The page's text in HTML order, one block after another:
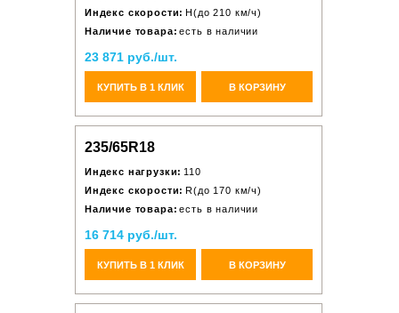
Индекс скорости: H(до 210 км/ч)
Наличие товара: есть в наличии
23 871 руб./шт.
КУПИТЬ В 1 КЛИК В КОРЗИНУ
235/65R18
Индекс нагрузки: 110
Индекс скорости: R(до 170 км/ч)
Наличие товара: есть в наличии
16 714 руб./шт.
КУПИТЬ В 1 КЛИК В КОРЗИНУ